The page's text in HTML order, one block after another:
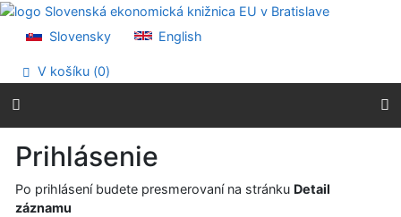
Prejsť na obsah
Prehlásenie o webovej prístupnosti
Slovensky English
V košíku (0)
Prihlásenie
Po prihlásení budete presmerovaní na stránku Detail
záznamu